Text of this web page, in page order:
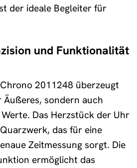
der ideale Begleiter für
und Funktionalität
2011248 überzeugt
sondern auch
Das Herzstück der Uhr
das für eine
Zeitmessung sorgt. Die
ermöglicht das